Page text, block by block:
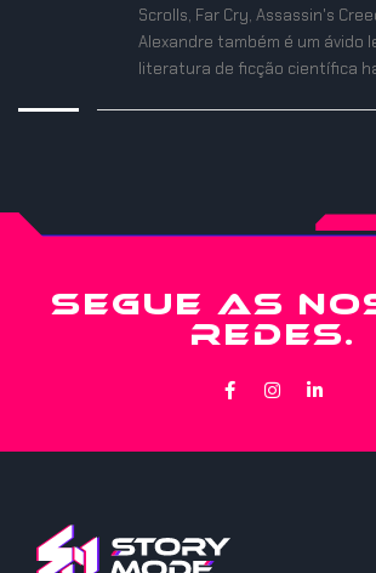
Scrolls, Far Cry, Assassin's
Alexandre também é um ávido
literatura de ficção científica
SEGUE AS
REDES.